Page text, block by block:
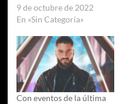
9 de octubre de 2022
En «Sin Categoría»
Con eventos de la última